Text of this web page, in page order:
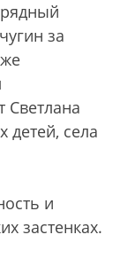
за
детей, села
и
застенках.